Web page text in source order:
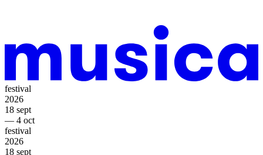
festival
2026
18 sept
— 4 oct
festival
2026
18 sept